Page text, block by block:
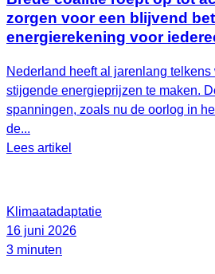
zorgen voor een blijvend
energierekening voor
Nederland heeft al jarenlang telkens
stijgende energieprijzen te maken.
spanningen, zoals nu de oorlog in
de...
Lees artikel
Klimaatadaptatie
16 juni 2026
3 minuten